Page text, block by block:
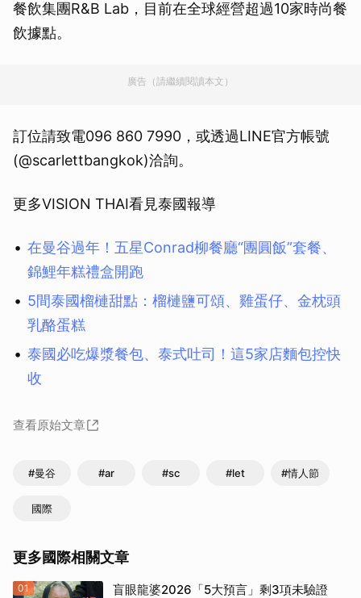
餐飲集團R&B Lab，目前在全球經營超過10家時尚餐
飲據點。
廣告（請繼續閱讀本文）
訂位請致電096 860 7990，或透過LINE官方帳號
(@scarlettbangkok)洽詢。
更多VISION THAI看見泰國報導
在曼谷過年！五星Conrad柳餐廳“團圓飯”套餐、
錦鯉年糕禮盒開跑
5間泰國榴槤甜點：榴槤鹽可頌、雞蛋仔、金枕頭
乳酪蛋糕
泰國必吃爆漿餐包、泰式吐司！這5家店麵包控快
收
查看原始文章
#曼谷 #ar #sc #let #情人節
國際
更多國際相關文章
01
盲眼龍婆2026「5大預言」剩3項未驗證